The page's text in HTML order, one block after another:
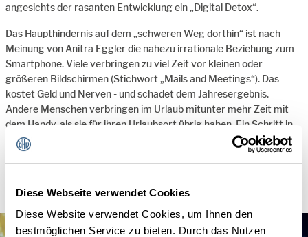
Diese Webseite verwendet Cookies
Diese Website verwendet Cookies, um Ihnen den
bestmöglichen Service zu bieten. Durch das Nutzen
angesichts der rasanten Entwicklung ein „Digital Detox“.
Das Haupthindernis auf dem „schweren Weg dorthin“ ist nach
Meinung von Anitra Eggler die nahezu irrationale Beziehung zum
Smartphone. Viele verbringen zu viel Zeit vor kleinen oder
größeren Bildschirmen (Stichwort „Mails and Meetings“). Das
kostet Geld und Nerven - und schadet dem Jahresergebnis.
Andere Menschen verbringen im Urlaub mitunter mehr Zeit mit
dem Handy, als sie für ihren Urlaubsort übrig haben. Ein Schritt in
die richtige Richtung wäre eine neue „Screen-Life-Bilanz“ (oder,
wie die Digital-Detox-Pionierin salopp formulierte, eine neue